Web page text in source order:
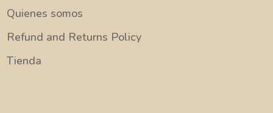
Quienes somos
Refund and Returns Policy
Tienda